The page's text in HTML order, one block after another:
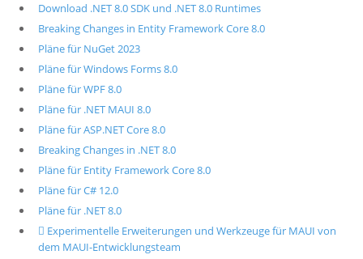
Download .NET 8.0 SDK und .NET 8.0 Runtimes
Breaking Changes in Entity Framework Core 8.0
Pläne für NuGet 2023
Pläne für Windows Forms 8.0
Pläne für WPF 8.0
Pläne für .NET MAUI 8.0
Pläne für ASP.NET Core 8.0
Breaking Changes in .NET 8.0
Pläne für Entity Framework Core 8.0
Pläne für C# 12.0
Pläne für .NET 8.0
 Experimentelle Erweiterungen und Werkzeuge für MAUI von
dem MAUI-Entwicklungsteam